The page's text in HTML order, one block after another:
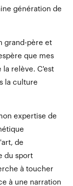
génération de
grand-père et
que mes
la relève. C'est
la culture
expertise de
de
du sport
à toucher
à une narration